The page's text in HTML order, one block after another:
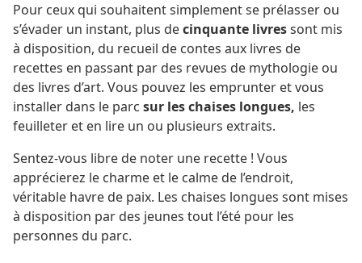
Pour ceux qui souhaitent simplement se prélasser ou
s’évader un instant, plus decinquante livressont mis
à disposition, du recueil de contes aux livres de
recettes en passant par des revues de mythologie ou
des livres d’art. Vous pouvez les emprunter et vous
installer dans le parc sur les chaises longues, les
feuilleter et en lire un ou plusieurs extraits.
Sentez-vous libre de noter une recette ! Vous
apprécierez le charme et le calme de l’endroit,
véritable havre de paix. Les chaises longues sont mises
à disposition par des jeunes tout l’été pour les
personnes du parc.